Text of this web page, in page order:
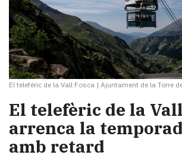
El telefèric de la Vall Fosca | Ajuntament de la Torre
El telefèric de la
arrenca la
amb retard